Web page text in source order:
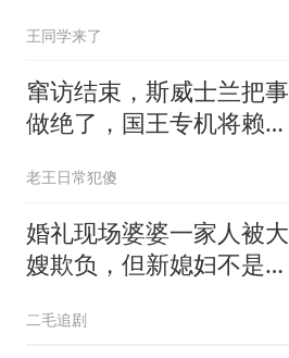
王同学来了
窜访结束，斯威士兰把事
做绝了，国王专机将赖清
老王日常犯傻
婚礼现场婆婆一家人被大
嫂欺负，但新媳妇不是好
二毛追剧